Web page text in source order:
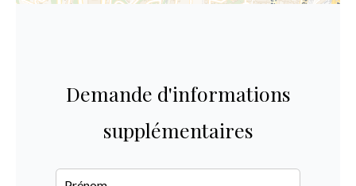
Demande d'informations
supplémentaires